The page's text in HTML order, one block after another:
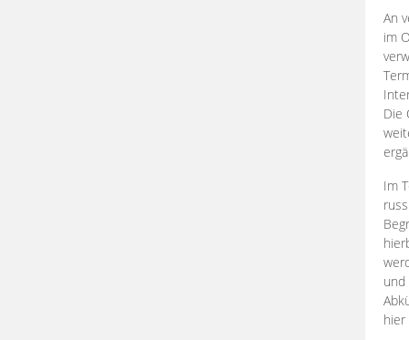
An
im
Die
Im
und